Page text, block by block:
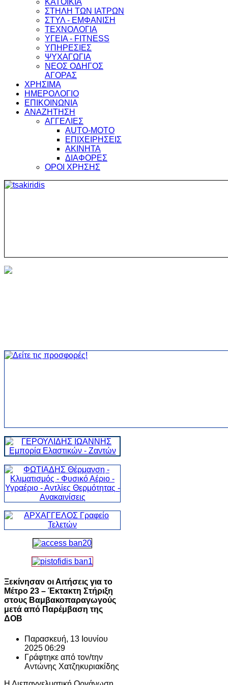
ΚΑΤΟΙΚΙΑ
ΣΤΗΛΗ ΤΩΝ ΙΑΤΡΩΝ
ΣΤΥΛ - ΕΜΦΑΝΙΣΗ
ΤΕΧΝΟΛΟΓΙΑ
ΥΓΕΙΑ - FITNESS
ΥΠΗΡΕΣΙΕΣ
ΨΥΧΑΓΩΓΙΑ
ΝΕΟΣ ΟΔΗΓΟΣ
ΑΓΟΡΑΣ
ΧΡΗΣΙΜΑ
ΗΜΕΡΟΛΟΓΙΟ
ΕΠΙΚΟΙΝΩΝΙΑ
ΑΝΑΖΗΤΗΣΗ
ΑΓΓΕΛΙΕΣ
AUTO-MOTO
ΕΠΙΧΕΙΡΗΣΕΙΣ
ΑΚΙΝΗΤΑ
ΔΙΑΦΟΡΕΣ
ΟΡΟΙ ΧΡΗΣΗΣ
Ξεκίνησαν οι Αιτήσεις για το
Μέτρο 23 – Έκτακτη Στήριξη
στους Βαμβακοπαραγωγούς
μετά από Παρέμβαση της
ΔΟΒ
Παρασκευή, 13 Ιουνίου
2025 06:29
Γράφτηκε από τον/την
Αντώνης Χατζηκυριακίδης